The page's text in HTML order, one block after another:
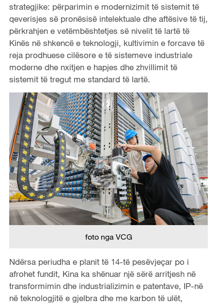
strategjike: përparimin e modernizimit të sistemit të
qeverisjes së pronësisë intelektuale dhe aftësive të tij,
përkrahjen e vetëmbështetjes së nivelit të lartë të
Kinës në shkencë e teknologji, kultivimin e forcave të
reja prodhuese cilësore e të sistemeve industriale
moderne dhe nxitjen e hapjes dhe zhvillimit të
sistemit të tregut me standard të lartë.
foto nga VCG
Ndërsa periudha e planit të 14-të pesëvjeçar po i
afrohet fundit, Kina ka shënuar një sërë arritjesh në
transformimin dhe industrializimin e patentave, IP-në
në teknologjitë e gjelbra dhe me karbon të ulët,